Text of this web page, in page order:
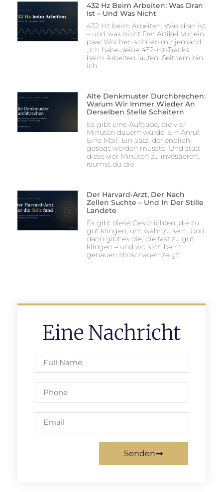
432 Hz Beim Arbeiten: Was Dran
Ist – Und Was Nicht
432 Hz beim Arbeiten: Was dran ist
– und was nicht Der Artikel Vor ein
paar Wochen schrieb mir jemand:
„Ich habe deine 432-Hz-Tracks
beim Arbeiten laufen. Seitdem bin
ich
Alte Denkmuster Durchbrechen:
Warum Wir Immer Wieder An
Derselben Stelle Scheitern
Es gibt eine Aufgabe, die vier
Minuten dauern würde. Ein Anruf.
Eine Mail. Ein Satz, der endlich
gesagt werden müsste. Und statt
diese vier Minuten zu investieren,
räumst du die
Der Harvard-Arzt, Der Nach
Zellen Suchte – Und In Der Stille
Landete
Es gibt diese Geschichten, die zu
gut klingen, um wahr zu sein. Und
dann gibt es die, die fast zu gut
klingen – und wo sich beim
genauen Hinschauen zeigt:
Eine Nachricht
Senden